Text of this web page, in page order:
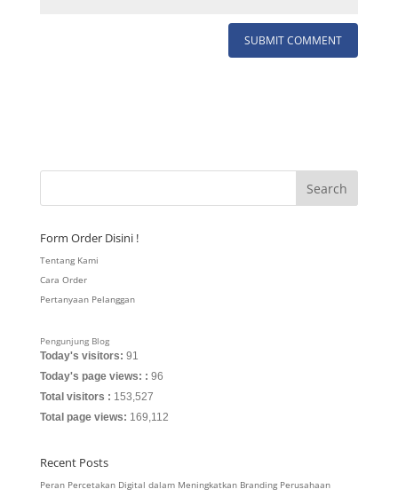
Form Order Disini !
Tentang Kami
Cara Order
Pertanyaan Pelanggan
Pengunjung Blog
Today's visitors: 91
Today's page views: : 96
Total visitors : 153,527
Total page views: 169,112
Recent Posts
Peran Percetakan Digital dalam Meningkatkan Branding Perusahaan